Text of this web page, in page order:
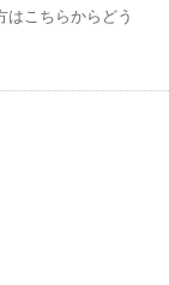
はこちらからどう